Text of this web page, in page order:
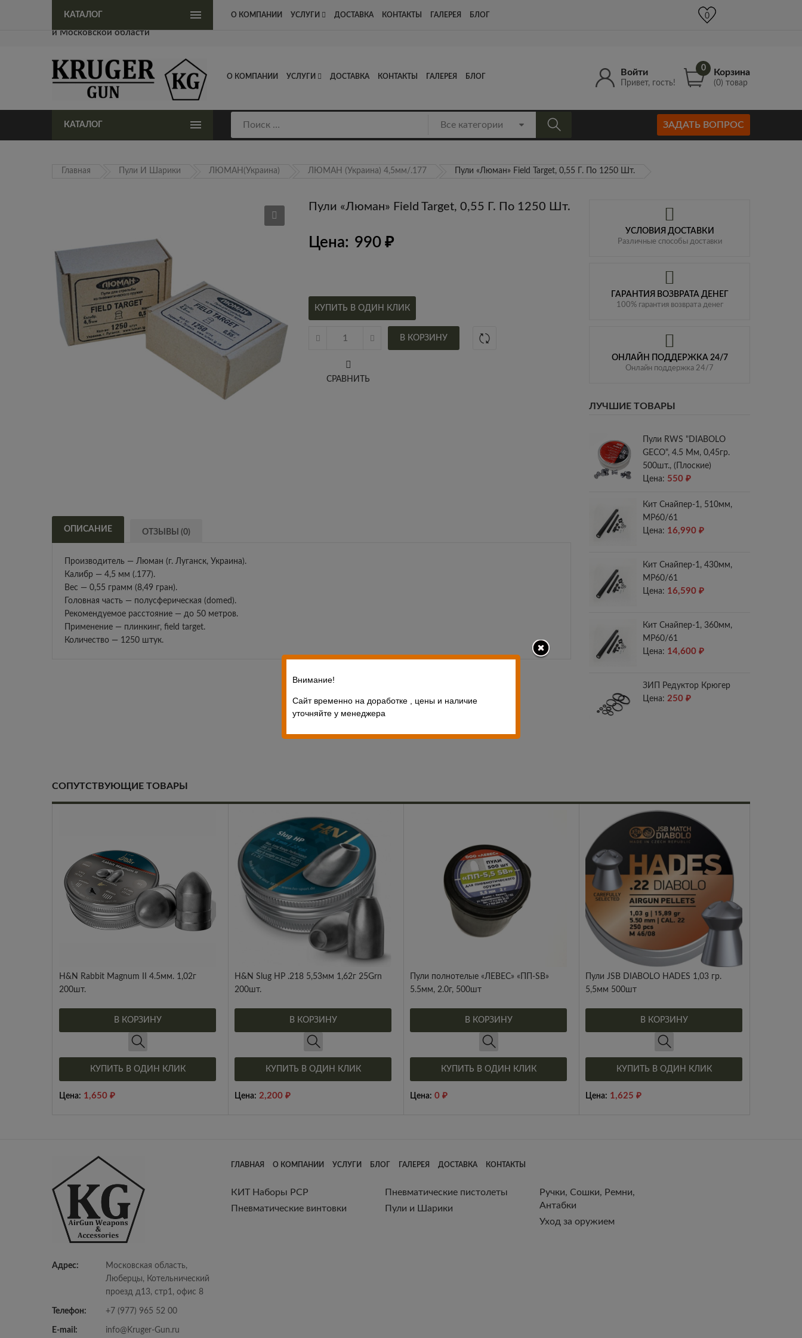
Официальный представитель KrugerGun в Москве
и Московской области
Адрес: Люберцы, Котельнический проезд д13, стр1, офис 8 info@Kruger-Gun.ru
Войти
Привет, гость!
0 Корзина
(0) товар
О КОМПАНИИ УСЛУГИ ДОСТАВКА КОНТАКТЫ ГАЛЕРЕЯ БЛОГ
КАТАЛОГ ЗАДАТЬ ВОПРОС
КАТАЛОГ О КОМПАНИИ УСЛУГИ ДОСТАВКА КОНТАКТЫ ГАЛЕРЕЯ БЛОГ 0
Главная Пули И Шарики ЛЮМАН(Украина) ЛЮМАН (Украина) 4,5мм/.177 Пули «Люман» Field Target, 0,55 Г. По 1250 Шт.
Пули «Люман» Field Target, 0,55 Г. По 1250 Шт.
Цена: 990 ₽
КУПИТЬ В ОДИН КЛИК
В КОРЗИНУ
СРАВНИТЬ
ОПИСАНИЕ ОТЗЫВЫ (0)
Производитель — Люман (г. Луганск, Украина).
Калибр — 4,5 мм (.177).
Вес — 0,55 грамм (8,49 гран).
Головная часть — полусферическая (domed).
Рекомендуемое расстояние — до 50 метров.
Применение — плинкинг, field target.
Количество — 1250 штук.
УСЛОВИЯ ДОСТАВКИ
Различные способы доставки
ГАРАНТИЯ ВОЗВРАТА ДЕНЕГ
100% гарантия возврата денег
ОНЛАЙН ПОДДЕРЖКА 24/7
Онлайн поддержка 24/7
ЛУЧШИЕ ТОВАРЫ
Пули RWS "DIABOLO
GECO", 4.5 Мм, 0,45гр.
500шт., (плоские)
Цена: 550 ₽
Кит Снайпер-1, 510мм,
МР60/61
Цена: 16,990 ₽
Кит Снайпер-1, 430мм,
МР60/61
Цена: 16,590 ₽
Кит Снайпер-1, 360мм,
МР60/61
Цена: 14,600 ₽
ЗИП Редуктор Крюгер
Цена: 250 ₽
СОПУТСТВУЮЩИЕ ТОВАРЫ
H&N Rabbit Magnum II 4.5мм. 1,02г
200шт.
В КОРЗИНУ
КУПИТЬ В ОДИН КЛИК
Цена: 1,650 ₽
H&N Slug HP .218 5,53мм 1,62г 25Grn
200шт.
В КОРЗИНУ
КУПИТЬ В ОДИН КЛИК
Цена: 2,200 ₽
Пули полнотелые «ЛЕВЕС» «ПП-SB»
5.5мм, 2.0г, 500шт
В КОРЗИНУ
КУПИТЬ В ОДИН КЛИК
Цена: 0 ₽
Пули JSB DIABOLO HADES 1,03 гр.
5,5мм 500шт
В КОРЗИНУ
КУПИТЬ В ОДИН КЛИК
Цена: 1,625 ₽
Адрес:
Московская область,
Люберцы, Котельнический
проезд д13, стр1, офис 8
Телефон: +7 (977) 965 52 00
E-mail: info@Kruger-Gun.ru
ГЛАВНАЯ О КОМПАНИИ УСЛУГИ БЛОГ ГАЛЕРЕЯ ДОСТАВКА КОНТАКТЫ
КИТ Наборы РСР
Пневматические винтовки
Пневматические пистолеты
Пули и Шарики
Ручки, Сошки, Ремни,
Антабки
Уход за оружием
Внимание!
Сайт временно на доработке , цены и наличие
уточняйте у менеджера